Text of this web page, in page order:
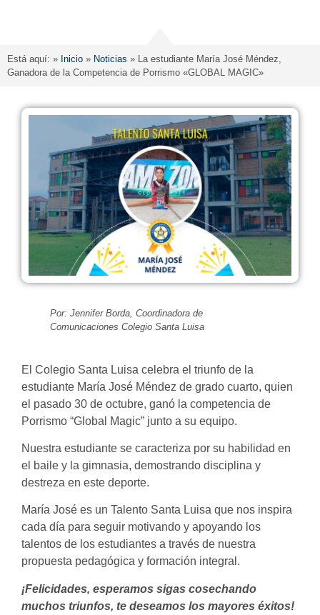
Está aquí: » Inicio » Noticias » La estudiante María José Méndez,
Ganadora de la Competencia de Porrismo «GLOBAL MAGIC»
Por: Jennifer Borda, Coordinadora de
Comunicaciones Colegio Santa Luisa
El Colegio Santa Luisa celebra el triunfo de la
estudiante María José Méndez de grado cuarto, quien
el pasado 30 de octubre, ganó la competencia de
Porrismo “Global Magic” junto a su equipo.
Nuestra estudiante se caracteriza por su habilidad en
el baile y la gimnasia, demostrando disciplina y
destreza en este deporte.
María José es un Talento Santa Luisa que nos inspira
cada día para seguir motivando y apoyando los
talentos de los estudiantes a través de nuestra
propuesta pedagógica y formación integral.
¡Felicidades, esperamos sigas cosechando
muchos triunfos, te deseamos los mayores éxitos!